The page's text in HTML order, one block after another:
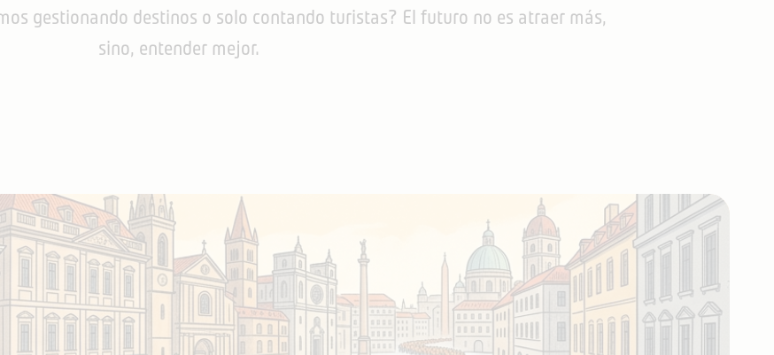
gestionando destinos o solo contando turistas? El futuro no es atraer más,
sino, entender mejor.